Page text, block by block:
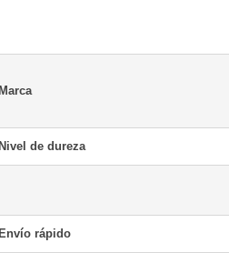
Marca
Nivel de dureza
Envío rápido